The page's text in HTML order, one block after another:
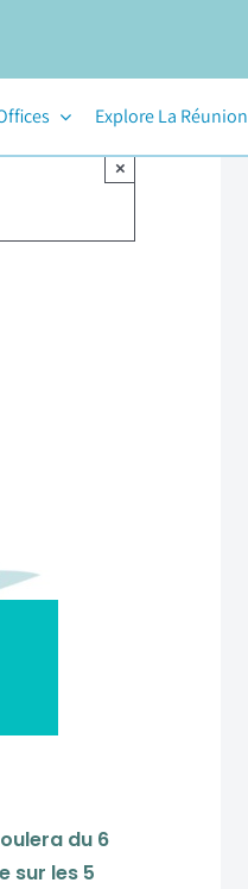
Explore La Réunion
×
du 6
sur les 5